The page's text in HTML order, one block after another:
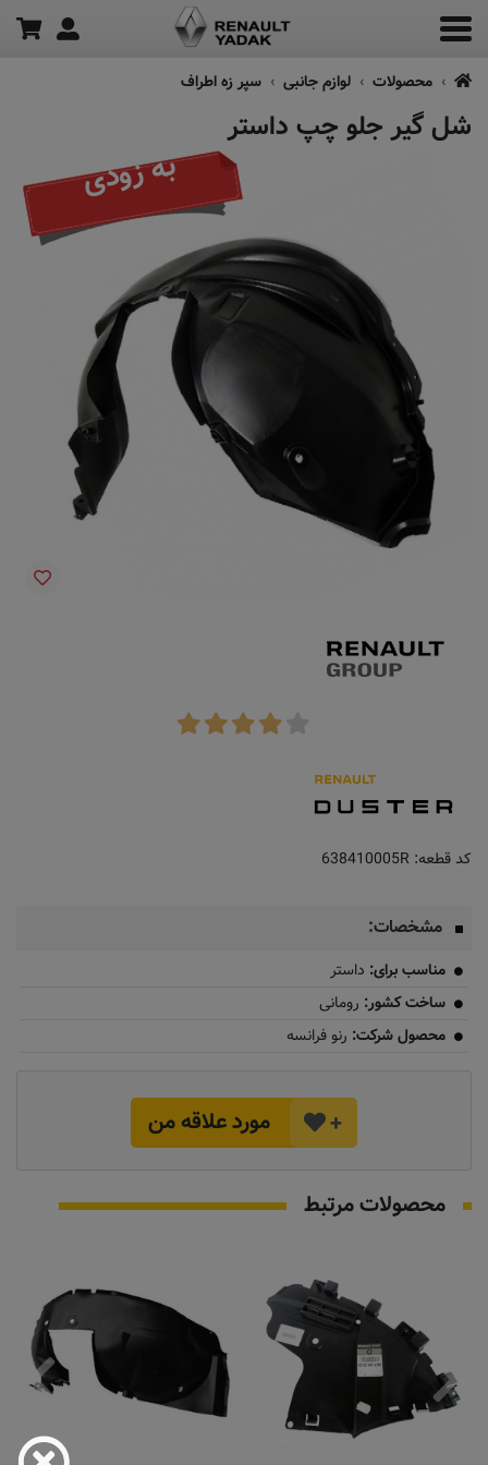
محصولات لوازم جانبی سپر زه اطراف
شل گیر جلو چپ داستر
به زودی
کد قطعه: 638410005R
مشخصات:
مناسب برای: داستر
ساخت کشور: رومانی
محصول شرکت: رنو فرانسه
+ مورد علاقه من
محصولات مرتبط